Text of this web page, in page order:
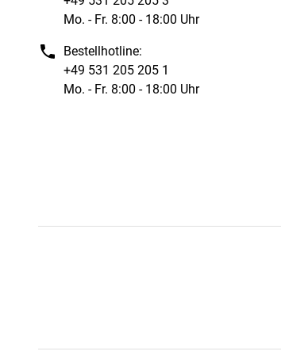
Mo. - Fr. 8:00 - 18:00 Uhr
Bestellhotline:
+49 531 205 205 1
Mo. - Fr. 8:00 - 18:00 Uhr